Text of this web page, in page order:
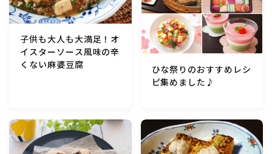
米/ご飯料理・もち料理
麺料理(パスタ・うどん・そうめん・春雨など)
豆腐・厚揚げ・油揚げ・納豆・豆類・豆製品料理
子供も大人も大満足！オ
イスターソース風味の辛
くない麻婆豆腐
ひな祭りのおすすめレシ
ピ集めました♪